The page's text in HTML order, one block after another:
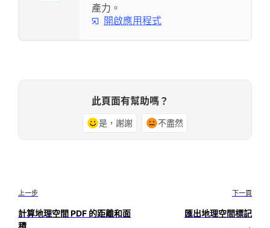
產力。
開啟應用程式
此頁面有幫助嗎？
是，謝謝 不盡然
上一步
計算地理空間 PDF 的距離和面
下一頁
匯出地理空間標記